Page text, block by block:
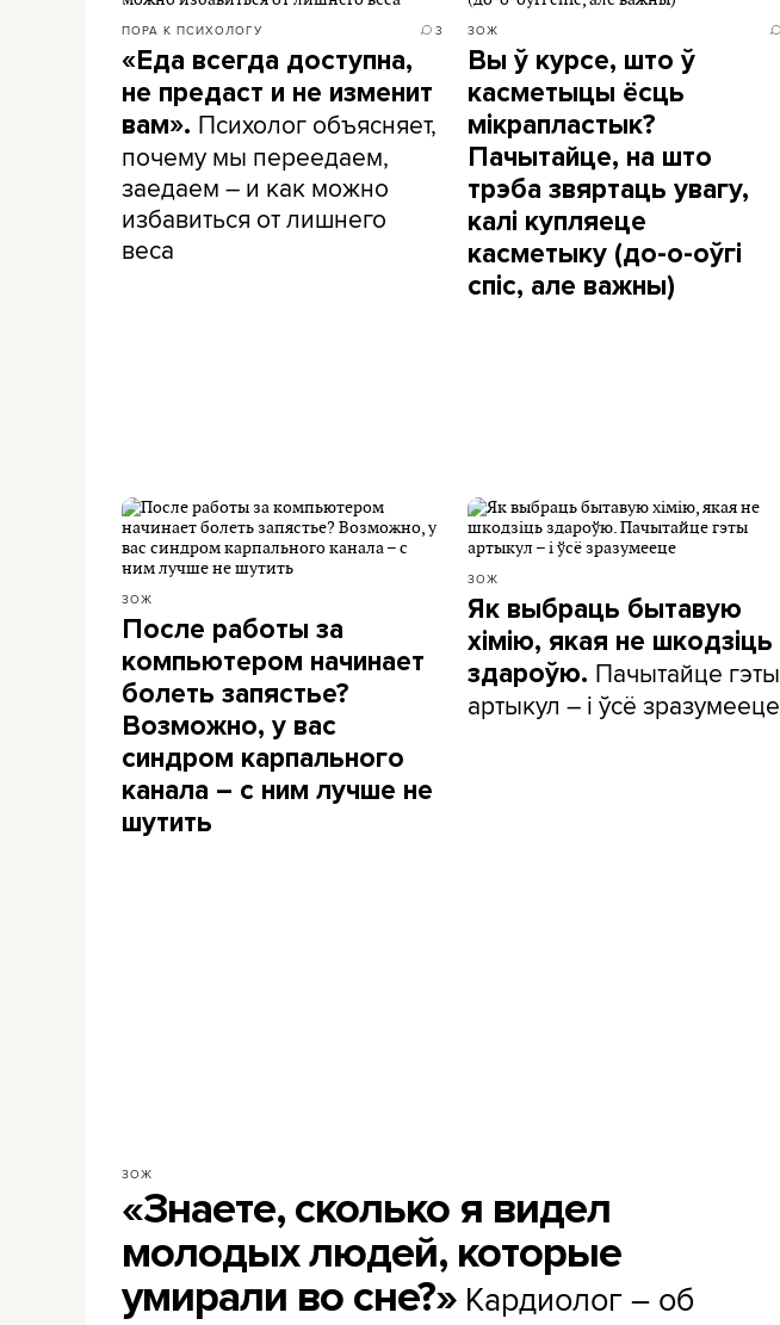
ПОРА К ПСИХОЛОГУ 3
«Еда всегда доступна,
не предаст и не изменит
вам». Психолог объясняет,
почему мы переедаем,
заедаем – и как можно
избавиться от лишнего
веса
ЗОЖ
Вы ў курсе, што ў
касметыцы ёсць
мікрапластык?
Пачытайце, на што
трэба звяртаць увагу,
калі купляеце
касметыку (до-о-оўгі
спіс, але важны)
ЗОЖ
После работы за
компьютером начинает
болеть запястье?
Возможно, у вас
синдром карпального
канала – с ним лучше не
шутить
ЗОЖ
Як выбраць бытавую
хімію, якая не шкодзіць
здароўю. Пачытайце гэты
артыкул – і ўсё зразумееце
ЗОЖ
«Знаете, сколько я видел
молодых людей, которые
умирали во сне?» Кардиолог – об